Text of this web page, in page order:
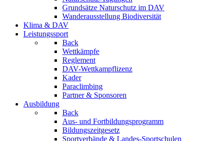
Grundsätze Naturschutz im DAV
Wanderausstellung Biodiversität
Klima & DAV
Leistungssport
Back
Wettkämpfe
Reglement
DAV-Wettkampflizenz
Kader
Paraclimbing
Partner & Sponsoren
Ausbildung
Back
Aus- und Fortbildungsprogramm
Bildungszeitgesetz
Sportverbände & Landes-Sportschulen